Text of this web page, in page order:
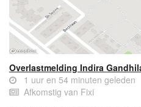
Overlastmelding Indira
1 uur en 54 minuten geleden
Afkomstig van Fixi